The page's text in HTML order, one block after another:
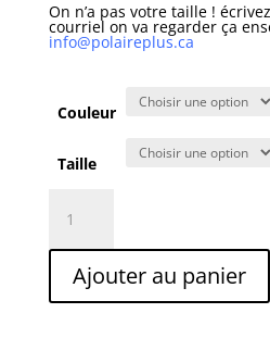
On n’a pas votre taille !
courriel on va regarder ça
info@polaireplus.ca
Couleur
Taille
Pantalon
salopette
travail
Ajouter au panier